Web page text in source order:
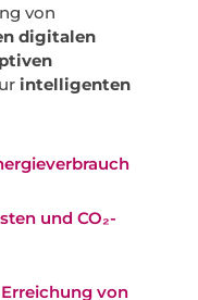
von
digitalen
intelligenten
und CO₂-
von